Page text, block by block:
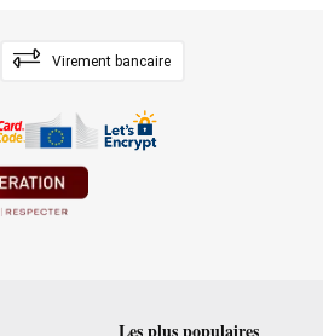
Virement bancaire
Les plus populaires